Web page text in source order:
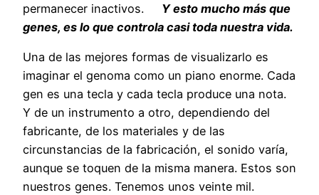
permanecer inactivos.
Y esto mucho más que
genes, es lo que controla casi toda nuestra vida.
Una de las mejores formas de visualizarlo es
imaginar el genoma como un piano enorme. Cada
gen es una tecla y cada tecla produce una nota.
Y de un instrumento a otro, dependiendo del
fabricante, de los materiales y de las
circunstancias de la fabricación, el sonido varía,
aunque se toquen de la misma manera. Estos son
nuestros genes. Tenemos unos veinte mil.